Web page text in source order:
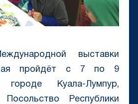
выставки
пройдёт с 7 по 9
Куала-Лумпур,
Посольство Республики